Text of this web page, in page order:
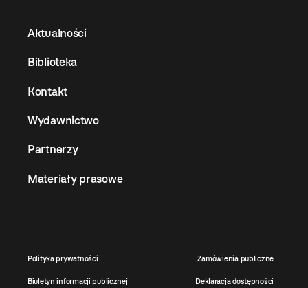
Aktualności
Biblioteka
Kontakt
Wydawnictwo
Partnerzy
Materiały prasowe
Polityka prywatności Zamówienia publiczne
Biuletyn informacji publicznej Deklaracja dostępności